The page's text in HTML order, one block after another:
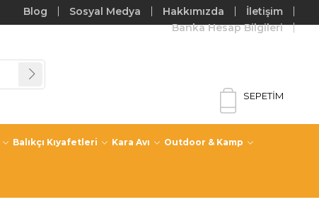
İletişim
Hakkımızda
Sosyal Medya
Blog
Banka Hesap Bilgileri
SEPETIM
Balıkçı Kıyafetleri Kara Avı Outdoor & Kamp